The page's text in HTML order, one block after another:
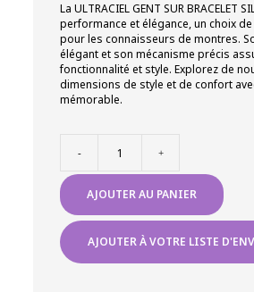
La ULTRACIEL GENT SUR BRACELET
performance et élégance, un choix
pour les connaisseurs de montres.
élégant et son mécanisme précis
fonctionnalité et style. Explorez de
dimensions de style et de confort
mémorable.
ULTRACIEL
GENT
SUR
BRACELET
SILICONE
- +
AJOUTER AU PANIER
AJOUTER À VOTRE LISTE